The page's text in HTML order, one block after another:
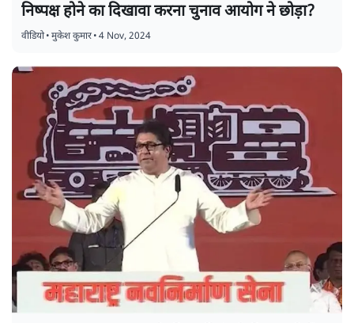
निष्पक्ष होने का दिखावा करना चुनाव आयोग ने छोड़ा?
वीडियो•मुकेश कुमार•4 Nov, 2024